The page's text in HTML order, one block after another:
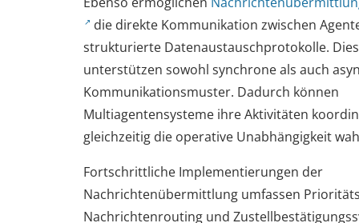
die direkte Kommunikation zwischen
strukturierte Datenaustauschprotokolle.
unterstützen sowohl synchrone als auch
Kommunikationsmuster. Dadurch können
Multiagentensysteme ihre Aktivitäten
gleichzeitig die operative Unabhängigkeit
Fortschrittliche Implementierungen der
Nachrichtenübermittlung umfassen
Nachrichtenrouting und